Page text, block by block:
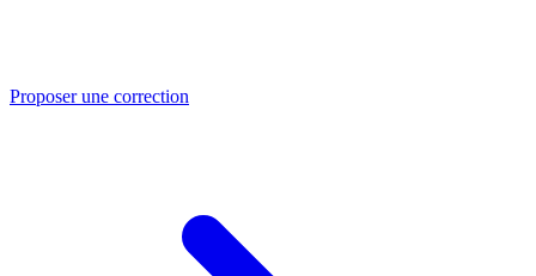
Proposer une correction